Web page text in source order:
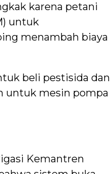
karena petani
untuk
menambah biaya
beli pestisida dan
untuk mesin pompa
Kemantren